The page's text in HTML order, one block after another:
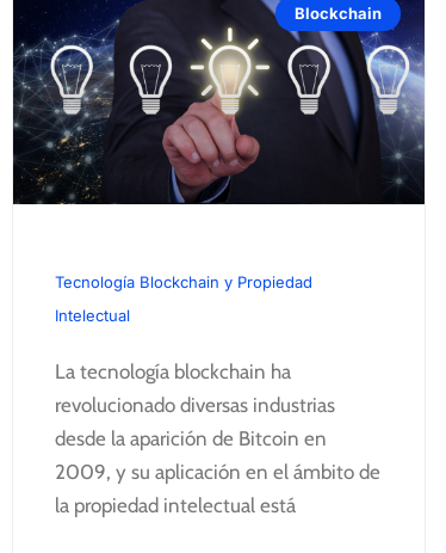
Blockchain
Tecnología Blockchain y Propiedad
Intelectual
La tecnología blockchain ha
revolucionado diversas industrias
desde la aparición de Bitcoin en
2009, y su aplicación en el ámbito de
la propiedad intelectual está